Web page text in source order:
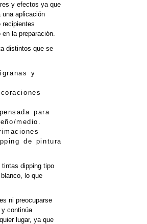
y efectos ya que
una aplicación
recipientes
la preparación.
distintos que se
y
para
medio.
de pintura
dipping tipo
lo que
ni preocuparse
continúa
lugar, ya que